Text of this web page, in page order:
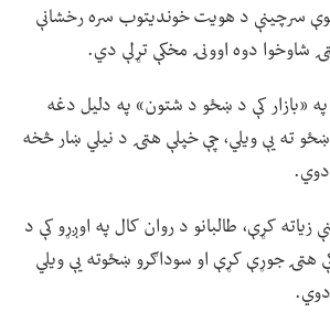
سرچینې د هویت خوندیتوب سره رخشانې
شاوخوا دوه اوونۍ مخکې تړلې دي.
په «بازار کې د ښځو د شتون» په دلیل دغه
ته یې ویلي، چې خپلې هټۍ د نیلي ښار څخه
کړې، طالبانو د روان کال په اوږړو کې د
هټۍ جوړې کړې او سوداګرو ښځوته یې ویلي